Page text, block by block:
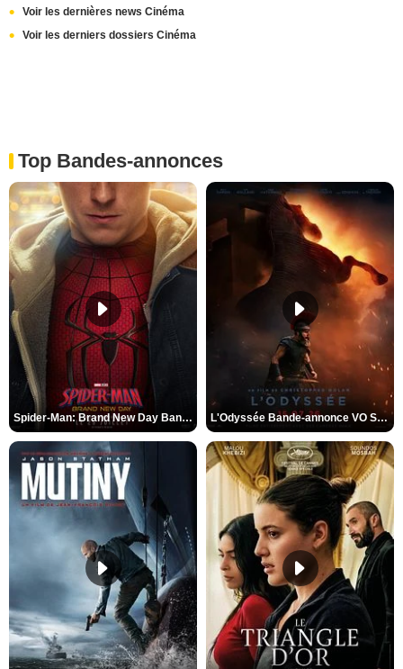
Voir les dernières news Cinéma
Voir les derniers dossiers Cinéma
Top Bandes-annonces
Spider-Man: Brand New Day Bande-annonce VO STFR L'Odyssée Bande-annonce VO STFR